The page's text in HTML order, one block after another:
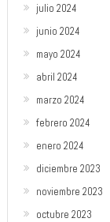
julio 2024
junio 2024
mayo 2024
abril 2024
marzo 2024
febrero 2024
enero 2024
diciembre 2023
noviembre 2023
octubre 2023